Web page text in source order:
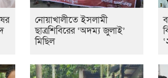
নোয়াখালীতে ইসলামী
ছাত্রশিবিরের ‘অদম্য জুলাই’
মিছিল